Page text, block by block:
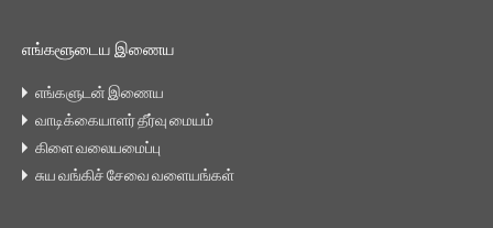
எங்களூடைய இணைய
எங்களுடன் இணைய
வாடிக்கையாளர் தீர்வு மையம்
கிளை வலையமைப்பு
சுய வங்கிச் சேவை வளையங்கள்